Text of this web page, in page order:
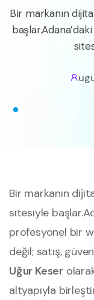
Bir markanın
Bir markanın
sitesiyle başlar.
profesyonel bir
değil; satış,
Uğur Keser
altyapıyla